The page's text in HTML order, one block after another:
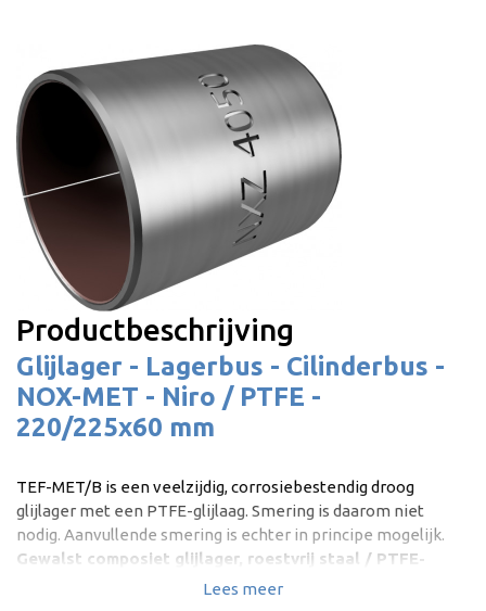
Productbeschrijving
Glijlager - Lagerbus - Cilinderbus -
NOX-MET - Niro / PTFE -
220/225x60 mm
TEF-MET/B is een veelzijdig, corrosiebestendig droog
glijlager met een PTFE-glijlaag. Smering is daarom niet
nodig. Aanvullende smering is echter in principe mogelijk.
Gewalst composiet glijlager, roestvrij staal / PTFE-
gecoat | Onderhoudsvrij droog glijlager |
Lees meer